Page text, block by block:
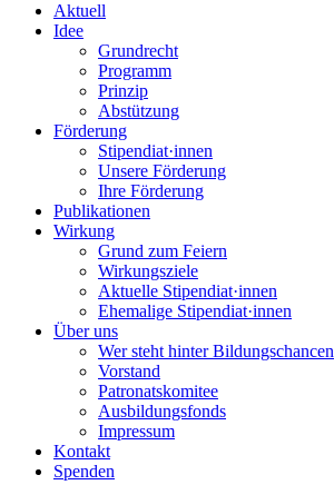
Aktuell
Idee
Grundrecht
Programm
Prinzip
Abstützung
Förderung
Stipendiat·innen
Unsere Förderung
Ihre Förderung
Publikationen
Wirkung
Grund zum Feiern
Wirkungsziele
Aktuelle Stipendiat·innen
Ehemalige Stipendiat·innen
Über uns
Wer steht hinter Bildungschancen
Vorstand
Patronatskomitee
Ausbildungsfonds
Impressum
Kontakt
Spenden